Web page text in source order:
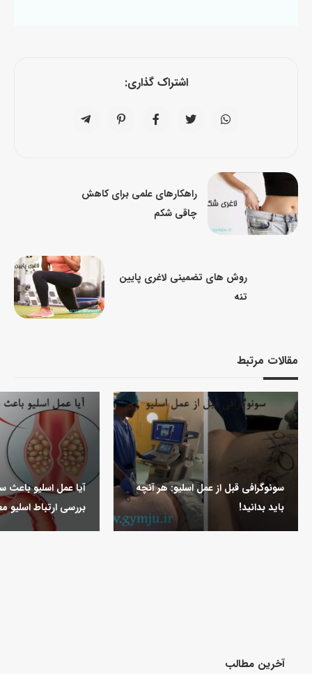
اشتراک گذاری:
راهکارهای علمی برای کاهش
چاقی شکم
روش های تضمینی لاغری پایین
تنه
مقالات مرتبط
سونوگرافی قبل از عمل اسلیو: هر آنچه
باید بدانید!
آیا عمل اسلیو
بررسی ارتباط اسلیو
آخرین مطالب